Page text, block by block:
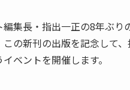
編集長・指出一正の8年ぶ
この新刊の出版を記念して
ベントを開催します。